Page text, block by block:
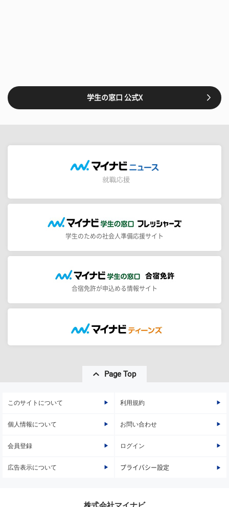
学生の窓口 公式X
学生のための社会人準備応援サイト
合宿免許が申込める情報サイト
Page Top
このサイトについて 利用規約
個人情報について お問い合わせ
会員登録 ログイン
広告表示について プライバシー設定
株式会社マイナビ